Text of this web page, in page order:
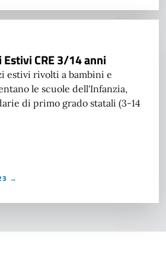
CRE 3/14 anni
estivi rivolti a bambini e
le scuole dell'Infanzia,
di primo grado statali (3-14
→